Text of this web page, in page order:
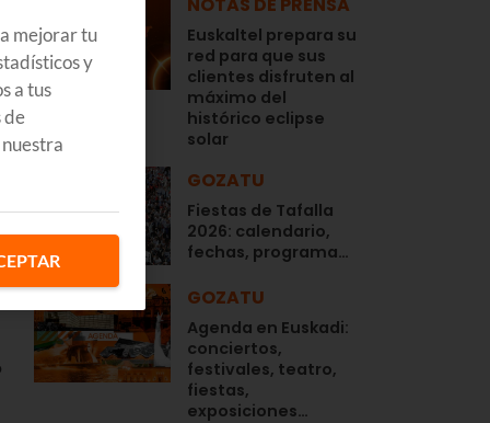
Euskaltel prepara su
red para que sus
clientes disfruten al
máximo del
histórico eclipse
solar
GOZATU
Fiestas de Tafalla
2026: calendario,
fechas, programa…
GOZATU
Agenda en Euskadi:
conciertos,
festivales, teatro,
fiestas,
exposiciones…
mejorar tu
y
a tus
de